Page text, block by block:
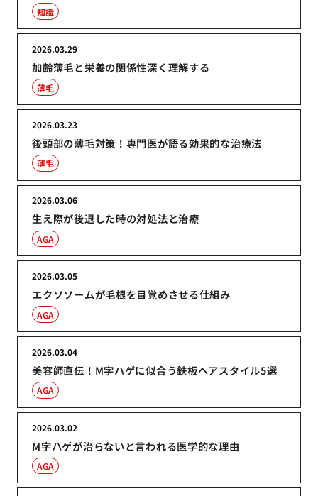
知識
加齢薄毛と栄養の関係性深く理解する
2026.03.29
薄毛
後頭部の薄毛対策！専門医が語る効果的な治療法
2026.03.23
薄毛
生え際が後退した時の対処法と治療
2026.03.06
AGA
エクソソームが毛根を目覚めさせる仕組み
2026.03.05
AGA
美容師直伝！M字ハゲに似合う鉄板ヘアスタイル5選
2026.03.04
AGA
M字ハゲが治らないと言われる医学的な理由
2026.03.02
AGA